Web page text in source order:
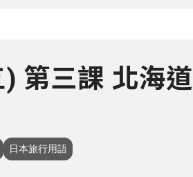
第三課 北海道
日本旅行用語